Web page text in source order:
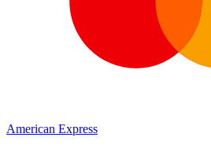
American Express